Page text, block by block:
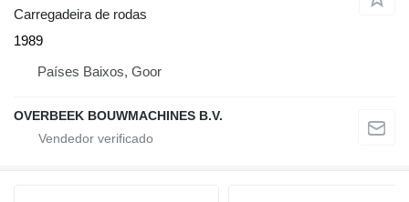
Carregadeira de rodas
1989
Países Baixos, Goor
OVERBEEK BOUWMACHINES B.V.